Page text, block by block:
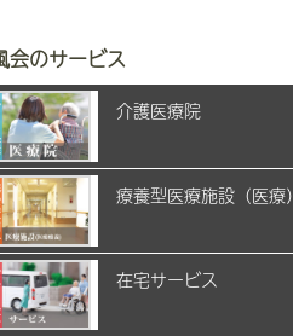
会のサービス
介護医療院
療養型医療施設（医療）
在宅サービス